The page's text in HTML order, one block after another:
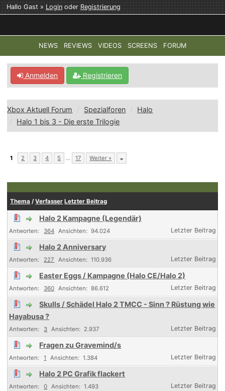
Hallo Gast »LoginoderRegistrierung
NEWS REVIEWS VIDEOS SCREENS FORUM
TOP-THEMEN: COD: MODERN WARFARE 4 HALO:
Anmelden Registrieren
Xbox Aktuell Forum Spezialforen
Halo
Halo 1 bis 3 - Die erste Trilogie
1 2 3 4 5 … 17 Weiter »
Thema /Verfasser Letzter Beitrag
Halo 2 Kampagne (Legendär)
364 94.024
Halo 2 Anniversary
227 110.936
Easter Eggs / Kampagne (Halo CE/Halo 2)
360 86.612
Skulls / Schädel Halo 2 TMCC - Sinn ? Rüstung wie
Hayabusa ?
3 2.937
Fragen zu Gravemind/s
1 1.384
Halo 2 PC Grafik flackert
0 1.493